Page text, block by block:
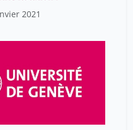
6
6
24
2021